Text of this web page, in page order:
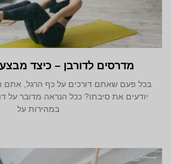
מדרסים לדורבן – כיצד
בכל פעם שאתם דורכים על כף הרגל, אתם
יודעים את סיבתו? ככל הנראה מדובר על
במהירות על